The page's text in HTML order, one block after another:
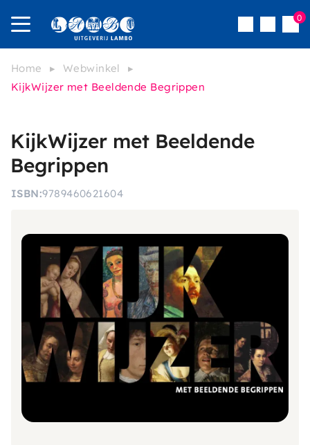
en
naar
de
inhoud
Menu
iconInloggen
0
Kruimelpad
Home
Webwinkel
KijkWijzer met Beeldende Begrippen
KijkWijzer met Beeldende
Begrippen
ISBN 9789460621604